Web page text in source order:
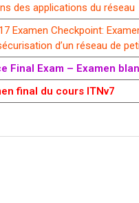
des applications du réseau
Examen Checkpoint:
d’un réseau de
Final Exam – Examen
final du cours ITNv7